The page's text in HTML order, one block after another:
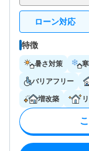
ローン対応
特徴
暑さ対策
バリアフリー
増改築